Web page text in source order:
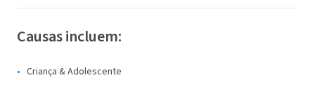
Causas incluem:
Criança & Adolescente